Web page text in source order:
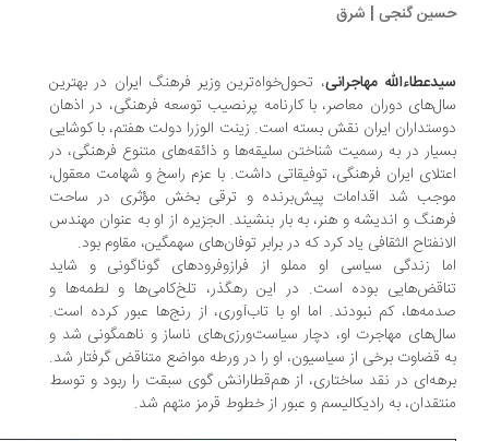
گنجی | شرق
مهاجرانی، تحول‌خواه‌ترین وزیر فرهنگ ایران در بهترین
دوران معاصر، با کارنامه پرنصیب توسعه فرهنگی، در اذهان
ایران نقش بسته است. زینت الوزرا دولت هفتم، با کوشایی
در به رسمیت شناختن سلیقه‌ها و ذائقه‌های متنوع فرهنگی، در
ایران فرهنگی، توفیقاتی داشت. با عزم راسخ و شهامت معقول،
شد اقدامات پیش‌برنده و ترقی بخش مؤثری در ساحت
و اندیشه و هنر، به بار بنشیند. الجزیره از او به عنوان مهندس
الثقافی یاد کرد که در برابر توفان‌های سهمگین، مقاوم بود.
زندگی سیاسی او مملو از فرازوفرود‌های گوناگونی و شاید
بوده است. در این رهگذر، تلخ‌کامی‌ها و لطمه‌ها و
کم نبودند. اما او با تاب‌آوری، از رنج‌ها عبور کرده است.
مهاجرت او، دچار سیاست‌ورزی‌های ناساز و ناهمگونی شد و
قضاوت برخی از سیاسیون، او را در ورطه مواضع متناقض گرفتار شد.
در نقد ساختاری، از هم‌قطارانش گوی سبقت را ربود و توسط
به رادیکالیسم و عبور از خطوط قرمز متهم شد.